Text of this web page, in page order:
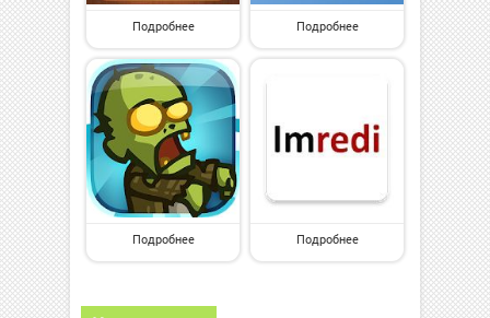
Подробнее Подробнее
Подробнее Подробнее